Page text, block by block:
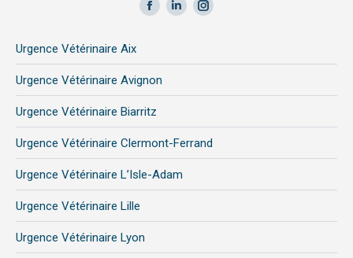
Facebook
in
new
window
LinkedIn
new
Instagram
new
Urgence Vétérinaire Aix
Urgence Vétérinaire Avignon
Urgence Vétérinaire Biarritz
Urgence Vétérinaire Clermont-Ferrand
Urgence Vétérinaire L’Isle-Adam
Urgence Vétérinaire Lille
Urgence Vétérinaire Lyon